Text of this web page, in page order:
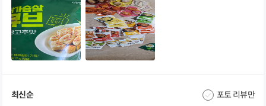
최신순 포토 리뷰만